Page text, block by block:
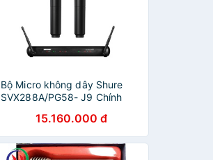
Bộ Micro không dây Shure
SVX288A/PG58- J9 Chính
cho coffee, phòng trà,
karaoke, tiệc cưới
15.160.000 đ